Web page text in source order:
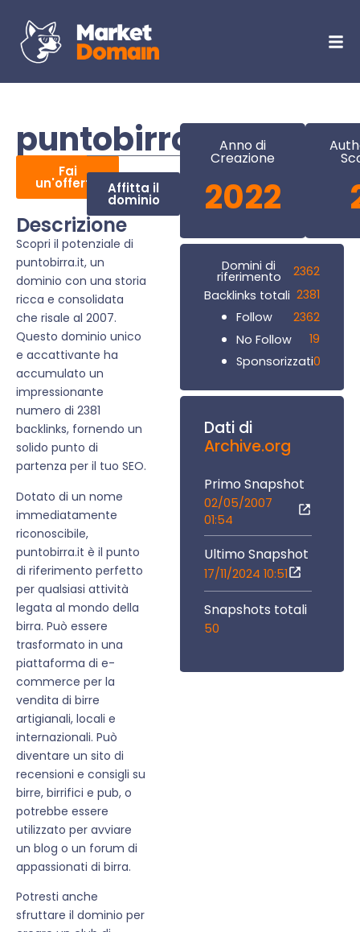
puntobirra.it
Fai
un'offerta Affitta il
dominio
Descrizione
Scopri il potenziale di
puntobirra.it, un
dominio con una storia
ricca e consolidata
che risale al 2007.
Questo dominio unico
e accattivante ha
accumulato un
impressionante
numero di 2381
backlinks, fornendo un
solido punto di
partenza per il tuo SEO.
Dotato di un nome
immediatamente
riconoscibile,
puntobirra.it è il punto
di riferimento perfetto
per qualsiasi attività
legata al mondo della
birra. Può essere
trasformato in una
piattaforma di e-
commerce per la
vendita di birre
artigianali, locali e
internazionali. Può
diventare un sito di
recensioni e consigli su
birre, birrifici e pub, o
potrebbe essere
utilizzato per avviare
un blog o un forum di
appassionati di birra.
Potresti anche
sfruttare il dominio per
Anno di
Creazione
2022
Domini di
riferimento
2362
Backlinks totali 2381
Follow
2362
No Follow
19
Sponsorizzati0
Dati di
Archive.org
Primo Snapshot
02/05/2007
01:54
Ultimo Snapshot
17/11/2024 10:51
Snapshots totali
50